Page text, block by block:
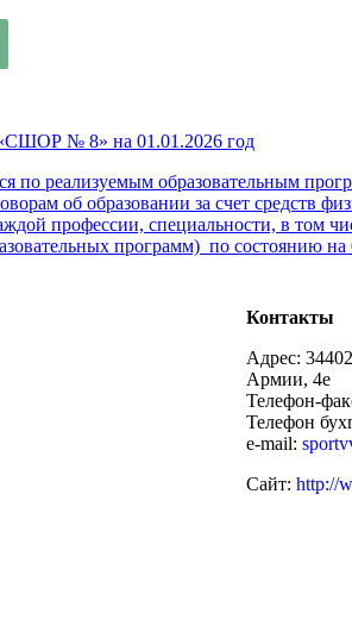
№ 8» на 01.01.2026 год
реализуемым образовательным
об образовании за счет средств
профессии, специальности, в том
программ) по состоянию на
Контакты
Адрес:
Армии, 4е
Телефон-
Телефон
e-mail:
Сайт: http://